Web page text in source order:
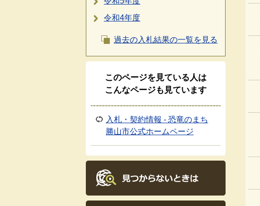
令和4年度
過去の入札結果の一覧を見る
このページを見ている人は
こんなページも見ています
入札・契約情報 - 恐竜のまち
勝山市公式ホームページ